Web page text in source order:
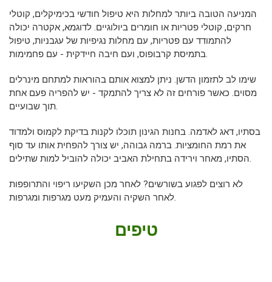
המניעה הטובה ביותר למחלות היא טיפול חודשי בכימיקלים, קוטלי
חרקים, קוטלי פטריות או חומרים ביולוגיים. לדוגמא, אקטרה יכולה
להתמודד עם פטריות, עם מחלות נגיפיות של עגבניות, טיפול
בתמיסת קרבופוס, ועם חיבה חיידקית - עם פחמימות.
שימו לב לתזמון הדשן. ניתן למצוא אותם בהוראות למתחם מינרלים
מסוים. כאשר פורחים זה לא צריך להתמקד - יש להפריה פעם אחת
תוך שבועיים.
בסתיו, דאג לאדמה. בחנות הגינון תוכלו לקנות בדיקת לקמוס ולמדוד
את רמת החומציות. ברמה גבוהה, יש צורך להפחית אותו עד סוף
הסתיו, מאחר וירידה בתחילת האביב יכולה להוביל למות שתילים.
לא רוצים לפגוע בשורשים? לאחר מכן השקיעו ריפוי והתרופפות
לאחר השקיה והעמיק מעט מגרפות ומגרפות.
טיפים